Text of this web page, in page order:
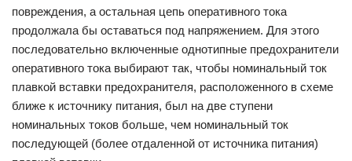
повреждения, а остальная цепь оперативного тока
продолжала бы оставаться под напряжением. Для этого
последовательно включенные однотипные предохранители
оперативного тока выбирают так, чтобы номинальный ток
плавкой вставки предохранителя, расположенного в схеме
ближе к источнику питания, был на две ступени
номинальных токов больше, чем номинальный ток
последующей (более отдаленной от источника питания)